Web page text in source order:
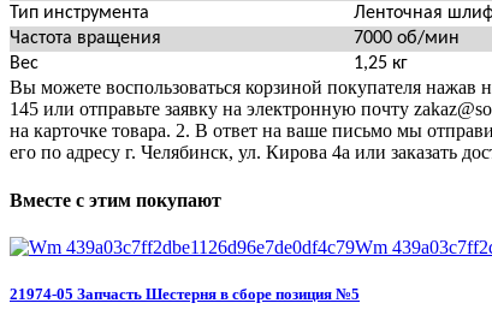
Тип инструмента
Ленточная
Частота вращения
7000 об/мин
Вес
1,25 кг
Вы можете воспользоваться корзиной покупателя нажав
145 или отправьте заявку на электронную почту
на карточке товара. 2. В ответ на ваше письмо мы
его по адресу г. Челябинск, ул. Кирова 4а или
Вместе с этим покупают
Wm
21974-05 Запчасть Шестерня в сборе позиция №5